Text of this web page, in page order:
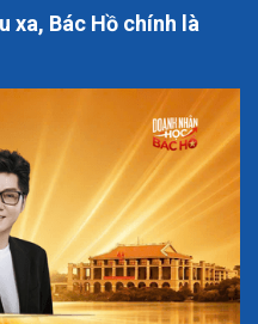
xa, Bác Hồ chính là